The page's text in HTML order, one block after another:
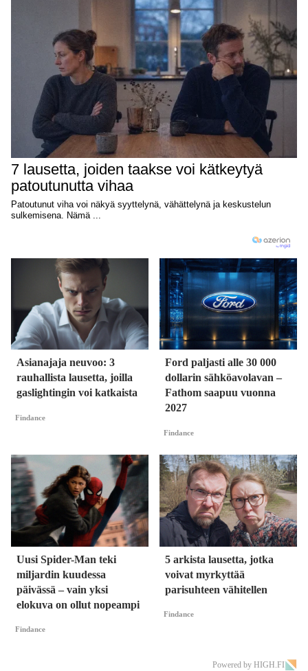
Asianajaja neuvoo: 3
rauhallista lausetta, joilla
gaslightingin voi katkaista
Findance
Ford paljasti alle 30 000
dollarin sähköavolavan –
Fathom saapuu vuonna
2027
Findance
Uusi Spider-Man teki
miljardin kuudessa
päivässä – vain yksi
elokuva on ollut nopeampi
Findance
5 arkista lausetta, jotka
voivat myrkyttää
parisuhteen vähitellen
Findance
Powered by HIGH.FI